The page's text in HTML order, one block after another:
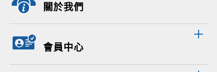
關於我們
會員中心